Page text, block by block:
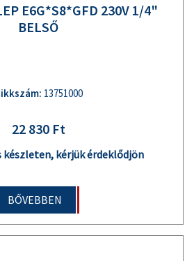
E6G*S8*GFD 230V 1/4"
BELSŐ
13751000
22 830 Ft
készleten, kérjük érdeklődjön
BŐVEBBEN